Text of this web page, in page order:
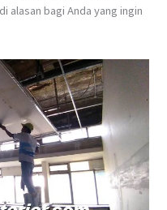
alasan bagi Anda yang ingin